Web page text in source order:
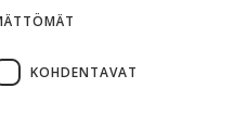
KOHDENTAVAT